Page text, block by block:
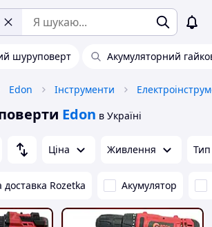
шуруповерт Акумуляторний
Edon Інструменти
Edon в Україні
Ціна Живлення Тип
Rozetka Акумулятор